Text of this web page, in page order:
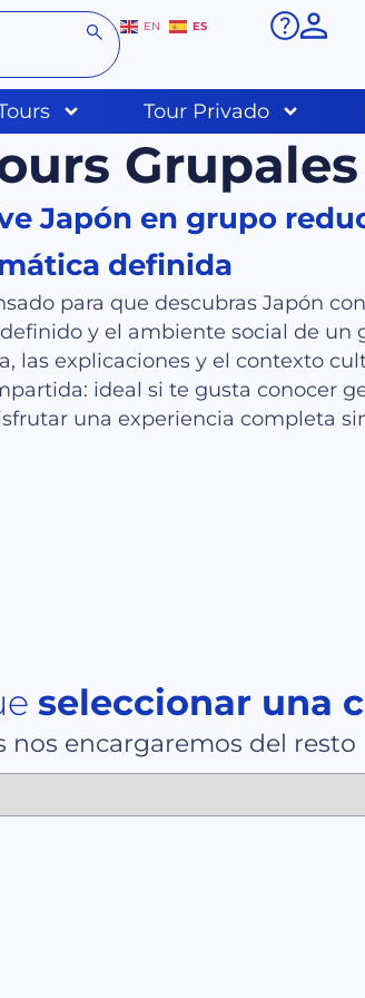
EN ES
Tour Privado
Grupales
Japón en grupo
definida
para que descubras Japón
y el ambiente social de un
las explicaciones y el contexto
ideal si te gusta conocer
una experiencia completa
seleccionar una
nos encargaremos del resto